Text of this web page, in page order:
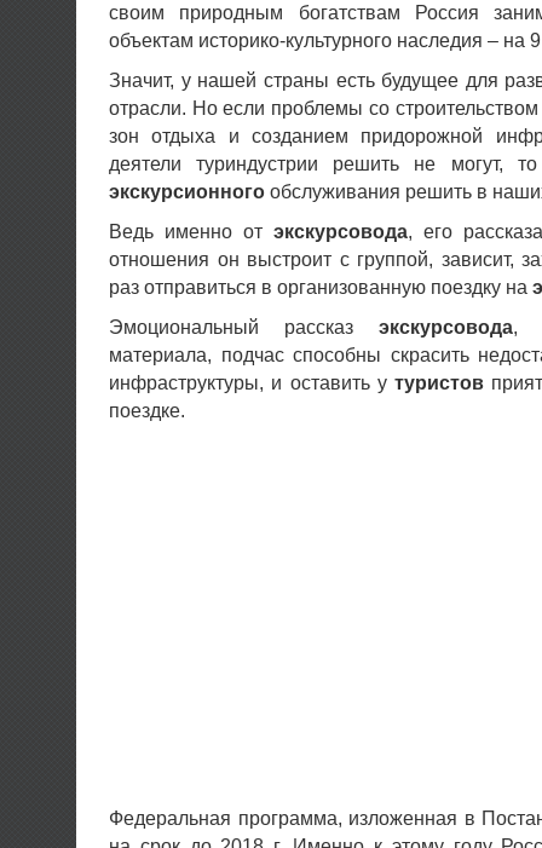
своим природным богатствам Россия
объектам историко-культурного наследия – на
Значит, у нашей страны есть будущее для
отрасли. Но если проблемы со строительством
зон отдыха и созданием придорожной
деятели туриндустрии решить не могут,
экскурсионного обслуживания решить в
Ведь именно от экскурсовода, его
отношения он выстроит с группой, зависит,
раз отправиться в организованную поездку на
Эмоциональный рассказ экскурсовода,
материала, подчас способны скрасить
инфраструктуры, и оставить утуристов
поездке.
Федеральная программа, изложенная в